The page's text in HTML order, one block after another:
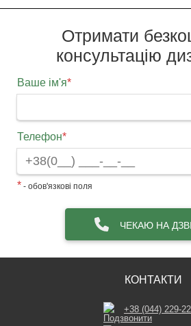
Отримати
консультацію
Ваше ім'я*
Телефон*
* - обов'язкові поля
ЧЕКАЮ НА
КОНТАКТИ
+38 (044) 229-